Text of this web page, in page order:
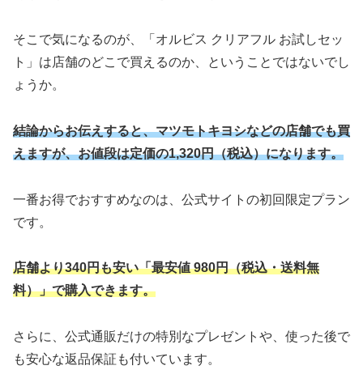
そこで気になるのが、「オルビス クリアフル お試しセッ
ト」は店舗のどこで買えるのか、ということではないでし
ょうか。
結論からお伝えすると、マツモトキヨシなどの店舗でも買
えますが、お値段は定価の1,320円（税込）になります。
一番お得でおすすめなのは、公式サイトの初回限定プラン
です。
店舗より340円も安い「最安値 980円（税込・送料無
料）」で購入できます。
さらに、公式通販だけの特別なプレゼントや、使った後で
も安心な返品保証も付いています。